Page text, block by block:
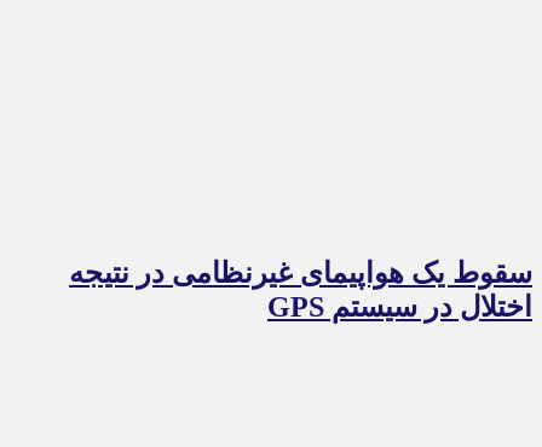
سقوط یک هواپیمای غیرنظامی در نتیجه
اختلال در سیستم‌ GPS